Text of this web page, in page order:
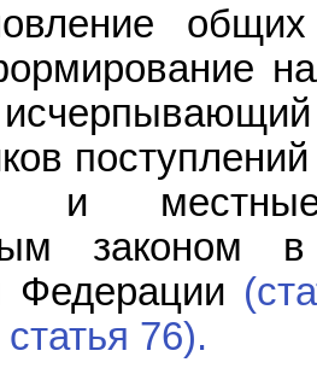
и
законом в
Федерации
статья 76).